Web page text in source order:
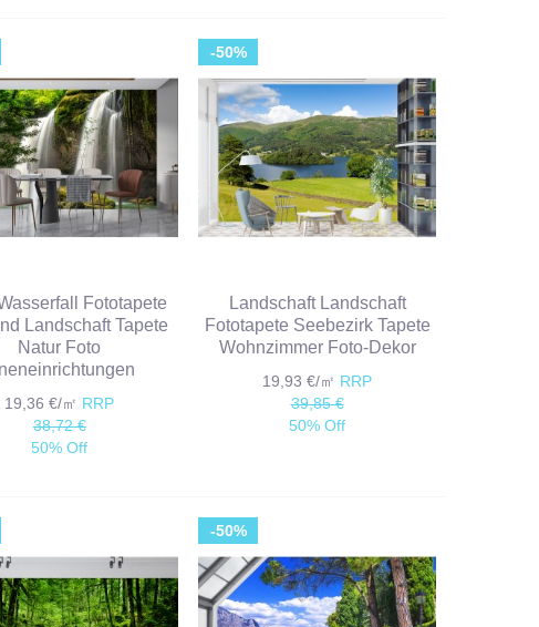
Fototapete
Landschaft Tapete
Natur Foto
19,36 €/㎡ RRP
38,72 €
50% Off
-50%
Landschaft Landschaft
Fototapete Seebezirk Tapete
Wohnzimmer Foto-Dekor
19,93 €/㎡ RRP
39,85 €
50% Off
-50%